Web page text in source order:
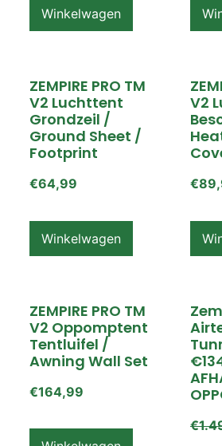
Winkelwagen
ZEMPIRE PRO TM
V2 Luchttent
Grondzeil /
Ground Sheet /
Footprint
€64,99
Winkelwagen
V2
€
ZEMPIRE PRO TM
V2 Oppomptent
Tentluifel /
Awning Wall Set
€164,99
€